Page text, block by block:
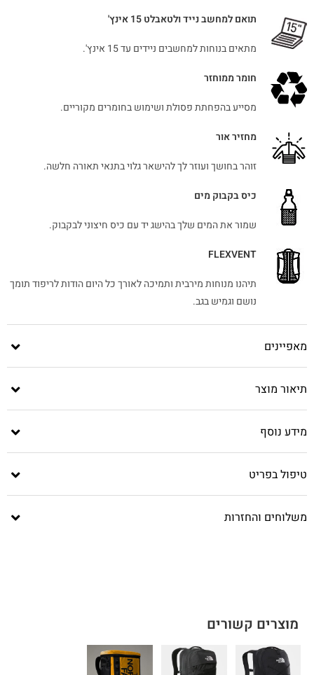
תואם למחשב נייד ולטאבלט 15 אינץ'
מתאים בנוחות למחשבים ניידים עד 15 אינץ'.
חומר ממוחזר
מסייע בהפחתת פסולת ושימוש בחומרים מקוריים.
מחזיר אור
זוהר בחושך ועוזר לך להישאר גלוי בתנאי תאורה חלשה.
כיס בקבוק מים
שמור את המים שלך בהישג יד עם כיס חיצוני לבקבוק.
FLEXVENT
תיהנו מנוחות מירבית ותמיכה לאורך כל היום הודות לריפוד תומך
נושם וגמיש בגב.
מאפיינים
תיאור מוצר
מידע נוסף
טיפול בפריט
משלוחים והחזרות
מוצרים קשורים